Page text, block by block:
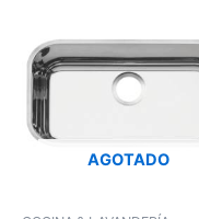
AGOTADO